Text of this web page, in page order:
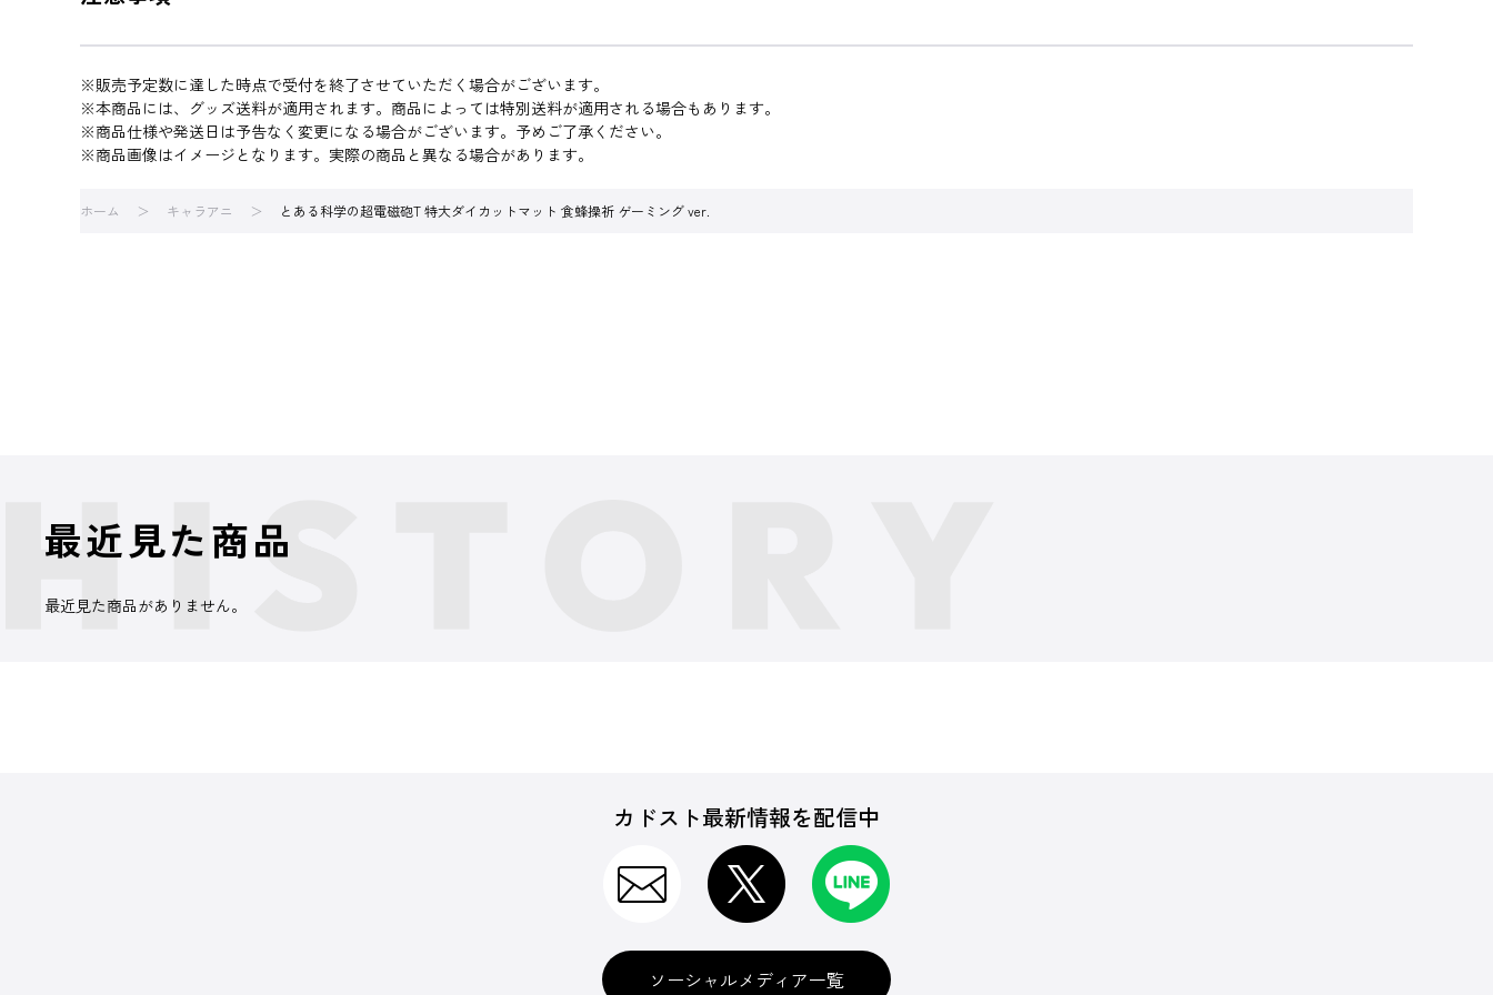
※販売予定数に達した時点で受付を終了させていただく場合がございます。
※本商品には、グッズ送料が適用されます。商品によっては特別送料が適用される場合もあります。
※商品仕様や発送日は予告なく変更になる場合がございます。予めご了承ください。
※商品画像はイメージとなります。実際の商品と異なる場合があります。
ホーム キャラアニ とある科学の超電磁砲T 特大ダイカットマット 食蜂操祈 ゲーミング ver.
最近見た商品
最近見た商品がありません。
カドスト最新情報を配信中
ソーシャルメディア一覧